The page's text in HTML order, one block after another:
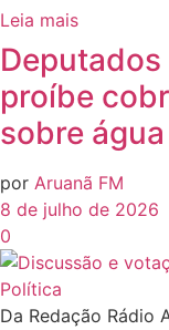
Leia mais
proíbe
sobre
por Aruanã FM
8 de julho de 2026
0
Política
Da Redação